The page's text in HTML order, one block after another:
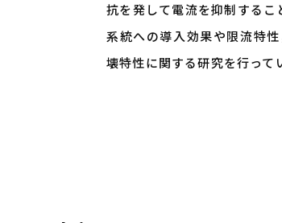
抗を発して電流を抑制するこ
系統への導入効果や限流特
壊特性に関する研究を行って